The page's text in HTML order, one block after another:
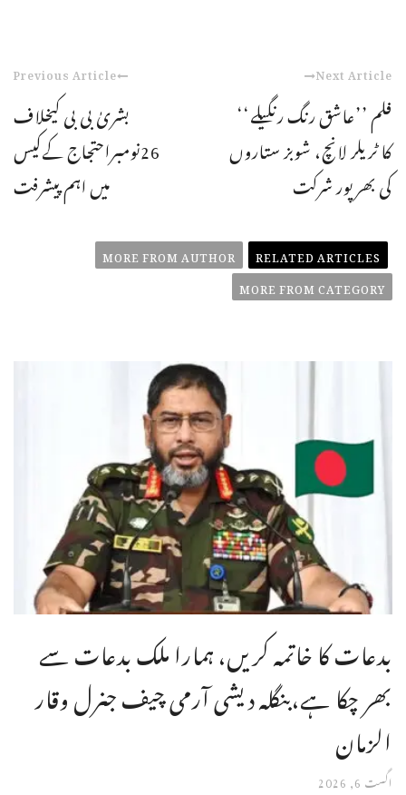
Previous Article
بشریٰ بی بی کیخلاف
26نومبراحتجاج کےکیس
میں اہم پیشرفت
Next Article
فلم ’’عاشق رنگ رنگیلے‘‘
کا ٹریلر لانچ، شوبز ستاروں
کی بھرپور شرکت
RELATED ARTICLES
MORE FROM AUTHOR
MORE FROM CATEGORY
بدعات کا خاتمہ کریں، ہمارا ملک بدعات سے
بھر چکا ہے،بنگله دیشی آرمی چیف جنرل وقار
الزمان
اگست 6, 2026